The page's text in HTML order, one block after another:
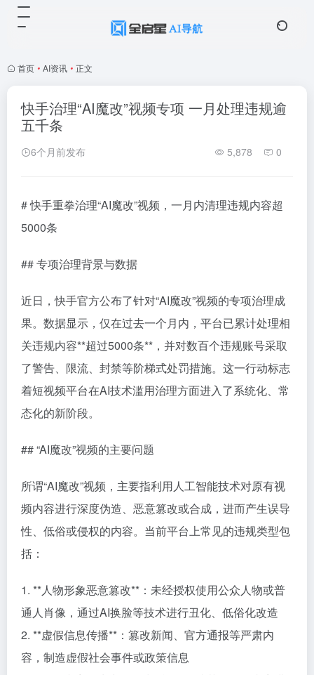
首页 • AI资讯 • 正文
快手治理“AI魔改”视频专项 一月处理违规逾
五千条
6个月前发布 5,878 0
# 快手重拳治理“AI魔改”视频，一月内清理违规内容超
5000条
## 专项治理背景与数据
近日，快手官方公布了针对“AI魔改”视频的专项治理成
果。数据显示，仅在过去一个月内，平台已累计处理相
关违规内容**超过5000条**，并对数百个违规账号采取
了警告、限流、封禁等阶梯式处罚措施。这一行动标志
着短视频平台在AI技术滥用治理方面进入了系统化、常
态化的新阶段。
## “AI魔改”视频的主要问题
所谓“AI魔改”视频，主要指利用人工智能技术对原有视
频内容进行深度伪造、恶意篡改或合成，进而产生误导
性、低俗或侵权的内容。当前平台上常见的违规类型包
括：
1. **人物形象恶意篡改**：未经授权使用公众人物或普
通人肖像，通过AI换脸等技术进行丑化、低俗化改造
2. **虚假信息传播**：篡改新闻、官方通报等严肃内
容，制造虚假社会事件或政策信息